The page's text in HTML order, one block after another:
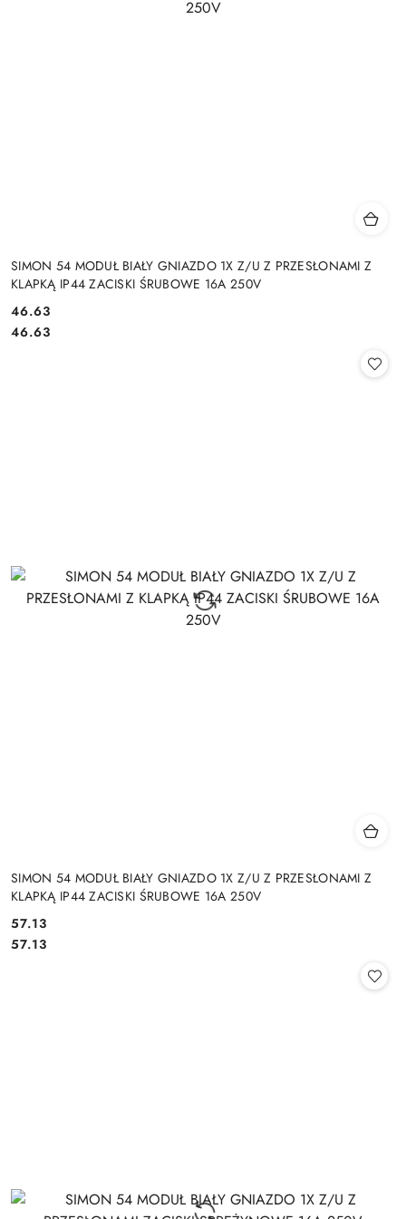
SIMON 54 MODUŁ BIAŁY GNIAZDO 1X Z/U Z PRZESŁONAMI Z
KLAPKĄ IP44 ZACISKI ŚRUBOWE 16A 250V
Cena:
46.63
Cena:
46.63
SIMON 54 MODUŁ BIAŁY GNIAZDO 1X Z/U Z PRZESŁONAMI Z
KLAPKĄ IP44 ZACISKI ŚRUBOWE 16A 250V
Cena:
57.13
Cena:
57.13